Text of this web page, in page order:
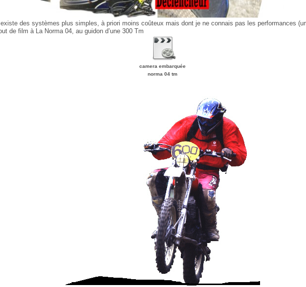
des systèmes plus simples, à priori moins coûteux mais dont je ne connais pas les performances
de film à La Norma 04, au guidon d’une 300 Tm
camera embarquée
norma 04 tm